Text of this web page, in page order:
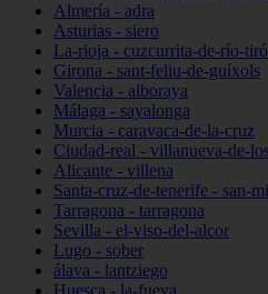
Almería - adra
Asturias - siero
La-rioja - cuzcurrita-de-río-
Girona - sant-feliu-de-guíxols
Valencia - alboraya
Málaga - sayalonga
Murcia - caravaca-de-la-cruz
Ciudad-real - villanueva-de-
Alicante - villena
Santa-cruz-de-tenerife - san-
Tarragona - tarragona
Sevilla - el-viso-del-alcor
Lugo - sober
álava - lantziego
Huesca - la-fueva